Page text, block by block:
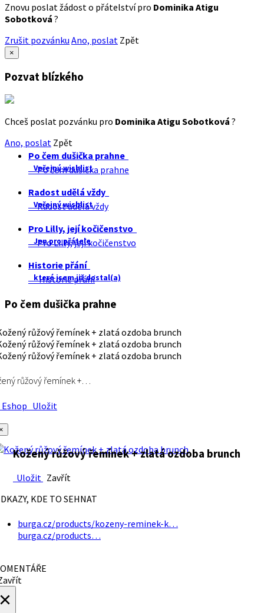
Znovu poslat žádost o přátelství pro Dominika Atigu
Sobotková ?
Zrušit pozvánku Ano, poslat Zpět
×
Pozvat blízkého
Chceš poslat pozvánku pro Dominika Atigu Sobotková ?
Ano, poslat Zpět
Po čem dušička prahne
Veřejný wishlist
Po čem dušička prahne
Radost udělá vždy
Veřejný wishlist
Radost udělá vždy
Pro Lilly, její kočičenstvo
Jen pro přátele
Pro Lilly, její kočičenstvo
Historie přání
které jsem již dostal(a)
Historie přání
Po čem dušička prahne
růžový řemínek +…
Uložit
Kožený růžový řemínek + zlatá ozdoba brunch
Uložit Zavřít
KDE TO SEHNAT
burga.cz/products/kozeny-reminek-k…
burga.cz/products…